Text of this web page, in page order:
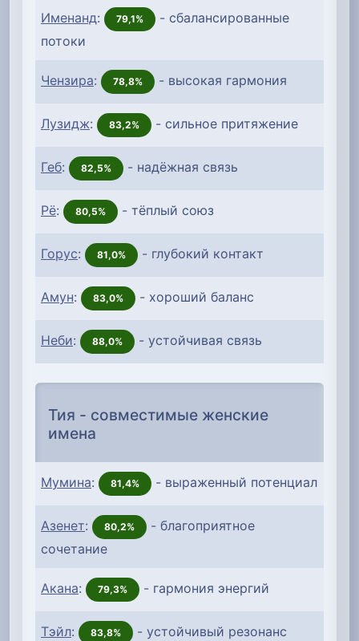
Именанд: 79,1%
- сбалансированные
потоки
Чензира: 78,8% - высокая гармония
Лузидж: 83,2% - сильное притяжение
Геб: 82,5% - надёжная связь
Рё: 80,5% - тёплый союз
Горус: 81,0% - глубокий контакт
Амун: 83,0% - хороший баланс
Неби: 88,0% - устойчивая связь
Тия - совместимые женские
имена
Мумина: 81,4% - выраженный потенциал
Азенет: 80,2%
- благоприятное
сочетание
Акана: 79,3% - гармония энергий
Тэйл: 83,8% - устойчивый резонанс